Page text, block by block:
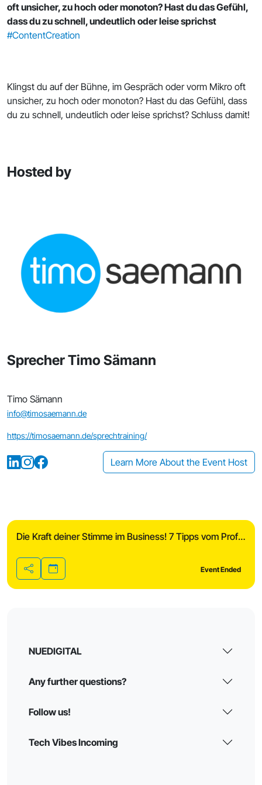
oft unsicher, zu hoch oder monoton? Hast du das Gefühl,
dass du zu schnell, undeutlich oder leise sprichst
#ContentCreation
Klingst du auf der Bühne, im Gespräch oder vorm Mikro oft
unsicher, zu hoch oder monoton? Hast du das Gefühl, dass
du zu schnell, undeutlich oder leise sprichst? Schluss damit!
Hosted by
Sprecher Timo Sämann
Timo Sämann
info@timosaemann.de
https://timosaemann.de/sprechtraining/
Learn More About the Event Host
Die Kraft deiner Stimme im Business! 7 Tipps vom Profisprecher
Share
Event Ended
NUEDIGITAL
Any further questions?
Follow us!
Tech Vibes Incoming